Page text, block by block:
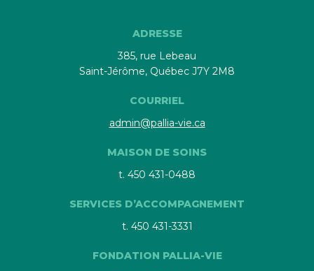
ADRESSE
385, rue Lebeau
Saint-Jérôme, Québec J7Y 2M8
COURRIEL
admin@pallia-vie.ca
MAISON DE SOINS
t. 450 431-0488
SERVICES D’ACCOMPAGNEMENT
t. 450 431-3331
FONDATION PALLIA-VIE